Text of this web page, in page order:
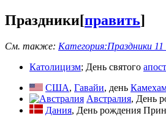
Праздники[править]
См. также: Категория:Праздники
Католицизм; День святого
США, Гавайи, день
Австралия, День
Дания, День рождения